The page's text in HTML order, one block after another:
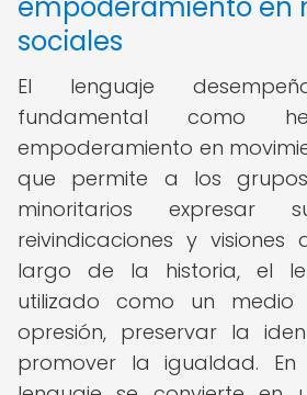
sociales
El lenguaje
fundamental como
empoderamiento en
que permite a los
minoritarios expresar
reivindicaciones y
largo de la historia, el
utilizado como un
opresión, preservar la
promover la igualdad. En